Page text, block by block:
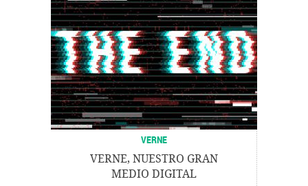
VERNE
VERNE, NUESTRO GRAN
MEDIO DIGITAL